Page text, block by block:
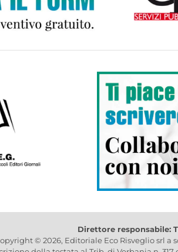
Direttore responsabile:
© 2026, Editoriale Eco Risveglio srl a